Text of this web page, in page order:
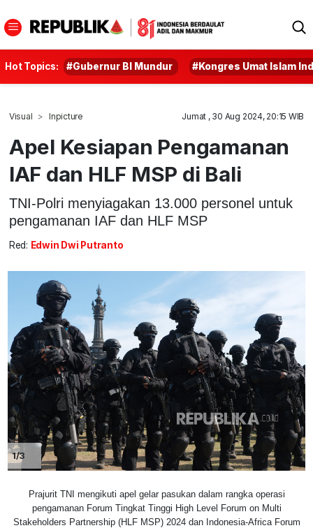
Hot Topics: #Gubernur BI Mundur #Kongres Umat Islam
Visual Inpicture Jumat , 30 Aug 2024, 20:15 WIB
Apel Kesiapan Pengamanan
IAF dan HLF MSP di Bali
TNI-Polri menyiagakan 13.000 personel untuk
pengamanan IAF dan HLF MSP
Red: Edwin Dwi Putranto
1/3
Prajurit TNI mengikuti apel gelar pasukan dalam rangka operasi
pengamanan Forum Tingkat Tinggi High Level Forum on Multi
Stakeholders Partnership (HLF MSP) 2024 dan Indonesia-Africa Forum